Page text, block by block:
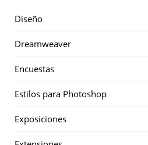
Diseño
Dreamweaver
Encuestas
Estilos para Photoshop
Exposiciones